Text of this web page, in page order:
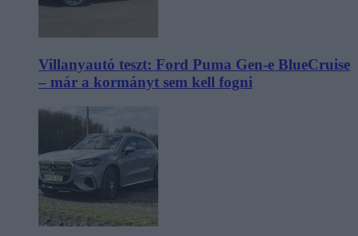
Villanyautó teszt: Ford Puma Gen-e BlueCruise
– már a kormányt sem kell fogni